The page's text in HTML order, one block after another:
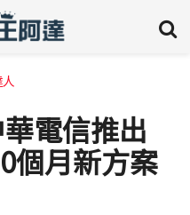
華電信推出
個月新方案